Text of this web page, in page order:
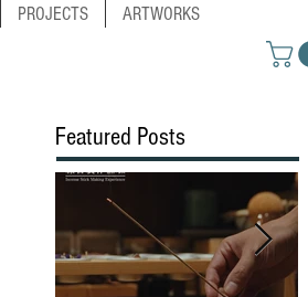
PROJECTS ARTWORKS
Featured Posts